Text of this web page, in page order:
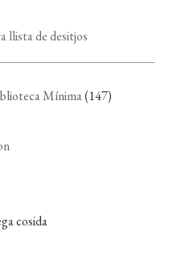
llista de desitjos
Mínima(147)
cosida